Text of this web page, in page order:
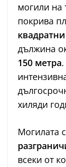
могили на
покрива
дължина
150 метра
хиляди
Могилата
всеки от